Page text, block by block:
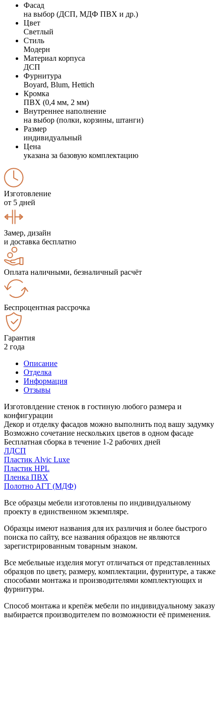
Фасад
на выбор (ДСП, МДФ ПВХ и др.)
Цвет
Светлый
Стиль
Модерн
Материал корпуса
ДСП
Фурнитура
Boyard, Blum, Hettich
Кромка
ПВХ (0,4 мм, 2 мм)
Внутреннее наполнение
на выбор (полки, корзины, штанги)
Размер
индивидуальный
Цена
указана за базовую комплектацию
Изготовление
от 5 дней
Замер, дизайн
и доставка бесплатно
Оплата наличными, безналичный расчёт
Беспроцентная рассрочка
Гарантия
2 года
Описание
Отделка
Информация
Отзывы
Изготовлдение стенок в гостиную любого размера и
конфигурации
Декор и отделку фасадов можно выполнить под вашу задумку
Возможно сочетание нескольких цветов в одном фасаде
Бесплатная сборка в течение 1-2 рабочих дней
ЛДСП
Пластик Alvic Luxe
Пластик HPL
Пленка ПВХ
Полотно АГТ (МДФ)
Все образцы мебели изготовлены по индивидуальному
проекту в единственном экземпляре.
Образцы имеют названия для их различия и более быстрого
поиска по сайту, все названия образцов не являются
зарегистрированным товарным знаком.
Все мебельные изделия могут отличаться от представленных
образцов по цвету, размеру, комплектации, фурнитуре, а также
способами монтажа и производителями комплектующих и
фурнитуры.
Способ монтажа и крепёж мебели по индивидуальному заказу
выбирается производителем по возможности её применения.